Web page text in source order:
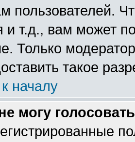
пользователей.
т.д., вам может
Только
такое
началу
могу